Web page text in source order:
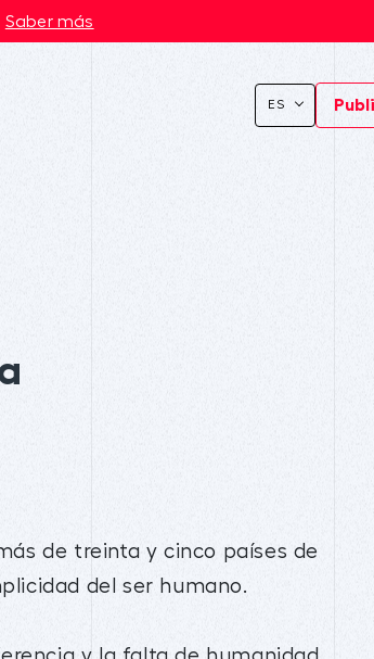
Saber más
ES
de treinta y cinco países de
del ser humano.